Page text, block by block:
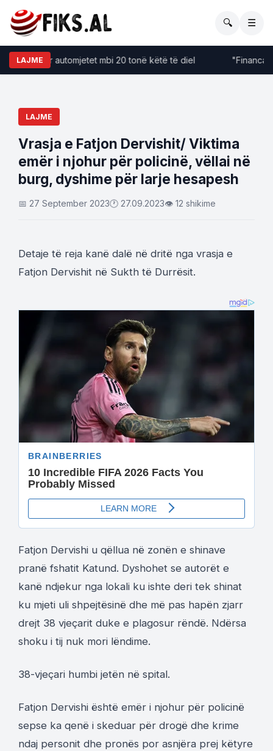
🔍 ☰
LAJME
për automjetet mbi 20 tonë këtë të diel "Financat
LAJME
Vrasja e Fatjon Dervishit/ Viktima
emër i njohur për policinë, vëllai në
burg, dyshime për larje hesapesh
📅 27 September 2023🕐 27.09.2023👁 12 shikime
Detaje të reja kanë dalë në dritë nga vrasja e
Fatjon Dervishit në Sukth të Durrësit.
Fatjon Dervishi u qëllua në zonën e shinave
pranë fshatit Katund. Dyshohet se autorët e
kanë ndjekur nga lokali ku ishte deri tek shinat
ku mjeti uli shpejtësinë dhe më pas hapën zjarr
drejt 38 vjeçarit duke e plagosur rëndë. Ndërsa
shoku i tij nuk mori lëndime.
38-vjeçari humbi jetën në spital.
Fatjon Dervishi është emër i njohur për policinë
sepse ka qenë i skeduar për drogë dhe krime
ndaj personit dhe pronës por asnjëra prej këtyre